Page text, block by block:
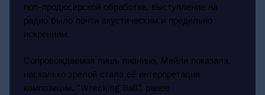
поп-продюсерской обработке, выступление на
радио было почти акустическим и предельно
искренним.
Сопровождаемая лишь пианино, Майли показала,
насколько зрелой стала её интерпретация
композиции. "Wrecking Ball", ранее